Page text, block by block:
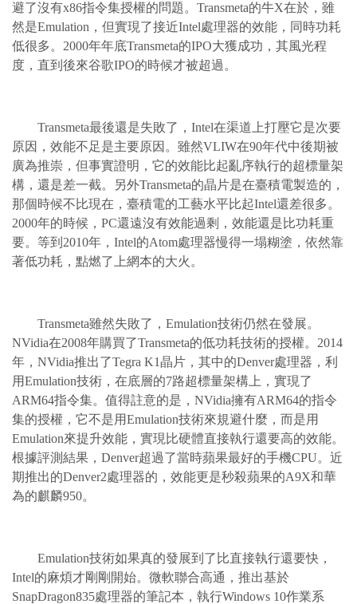
避了沒有x86指令集授權的問題。Transmeta的牛X在於，雖
然是Emulation，但實現了接近Intel處理器的效能，同時功耗
低很多。2000年年底Transmeta的IPO大獲成功，其風光程
度，直到後來谷歌IPO的時候才被超過。
Transmeta最後還是失敗了，Intel在渠道上打壓它是次要
原因，效能不足是主要原因。雖然VLIW在90年代中後期被
廣為推崇，但事實證明，它的效能比起亂序執行的超標量架
構，還是差一截。另外Transmeta的晶片是在臺積電製造的，
那個時候不比現在，臺積電的工藝水平比起Intel還差很多。
2000年的時候，PC還遠沒有效能過剩，效能還是比功耗重
要。等到2010年，Intel的Atom處理器慢得一塌糊塗，依然靠
著低功耗，點燃了上網本的大火。
Transmeta雖然失敗了，Emulation技術仍然在發展。
NVidia在2008年購買了Transmeta的低功耗技術的授權。2014
年，NVidia推出了Tegra K1晶片，其中的Denver處理器，利
用Emulation技術，在底層的7路超標量架構上，實現了
ARM64指令集。值得註意的是，NVidia擁有ARM64的指令
集的授權，它不是用Emulation技術來規避什麼，而是用
Emulation來提升效能，實現比硬體直接執行還要高的效能。
根據評測結果，Denver超過了當時蘋果最好的手機CPU。近
期推出的Denver2處理器的，效能更是秒殺蘋果的A9X和華
為的麒麟950。
Emulation技術如果真的發展到了比直接執行還要快，
Intel的麻煩才剛剛開始。微軟聯合高通，推出基於
SnapDragon835處理器的筆記本，執行Windows 10作業系